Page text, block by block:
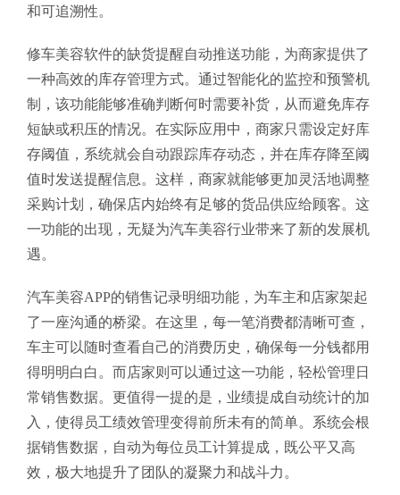
和可追溯性。
修车美容软件的缺货提醒自动推送功能，为商家提供了
一种高效的库存管理方式。通过智能化的监控和预警机
制，该功能能够准确判断何时需要补货，从而避免库存
短缺或积压的情况。在实际应用中，商家只需设定好库
存阈值，系统就会自动跟踪库存动态，并在库存降至阈
值时发送提醒信息。这样，商家就能够更加灵活地调整
采购计划，确保店内始终有足够的货品供应给顾客。这
一功能的出现，无疑为汽车美容行业带来了新的发展机
遇。
汽车美容APP的销售记录明细功能，为车主和店家架起
了一座沟通的桥梁。在这里，每一笔消费都清晰可查，
车主可以随时查看自己的消费历史，确保每一分钱都用
得明明白白。而店家则可以通过这一功能，轻松管理日
常销售数据。更值得一提的是，业绩提成自动统计的加
入，使得员工绩效管理变得前所未有的简单。系统会根
据销售数据，自动为每位员工计算提成，既公平又高
效，极大地提升了团队的凝聚力和战斗力。